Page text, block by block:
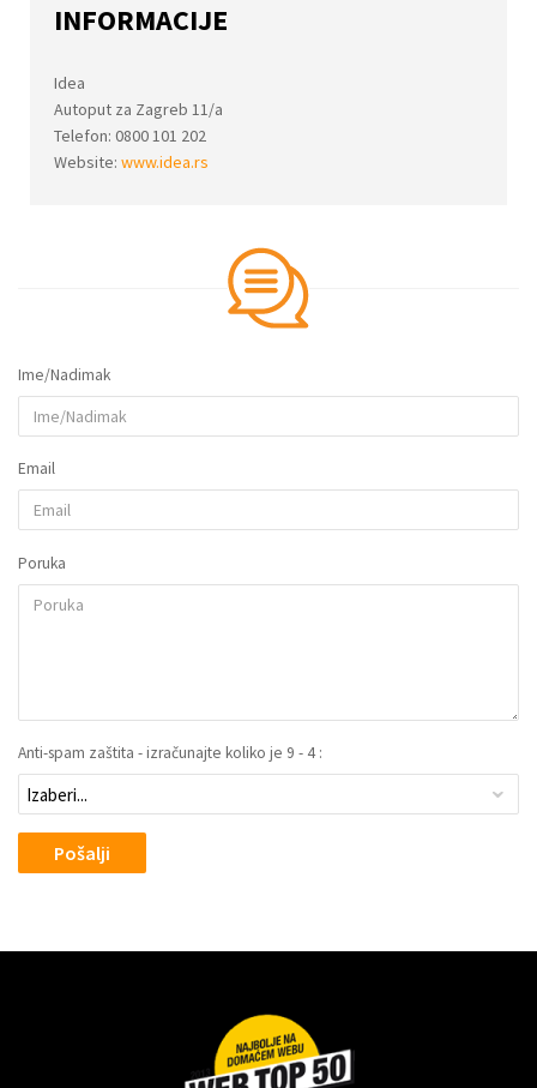
INFORMACIJE
Idea
Autoput za Zagreb 11/a
Telefon: 0800 101 202
Website: www.idea.rs
Ime/Nadimak
Email
Poruka
Anti-spam zaštita - izračunajte koliko je 9 - 4 :
Pošalji